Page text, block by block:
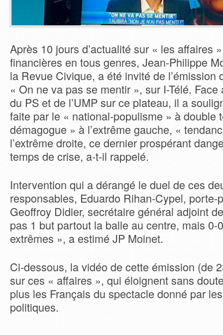
Après 10 jours d’actualité sur « les affaires
financières en tous genres, Jean-Philippe
la Revue Civique, a été invité de l’émission
« On ne va pas se mentir », sur I-Télé.
du PS et de l’UMP sur ce plateau, il a
faite par le « national-populisme » à double
démagogue » à l’extrême gauche, «
l’extrême droite, ce dernier prospérant
temps de crise, a-t-il rappelé.
Intervention qui a dérangé le duel de ces
responsables, Eduardo Rihan-Cypel, porte-
Geoffroy Didier, secrétaire général adjoint de
pas 1 but partout la balle au centre, mais 0-
extrêmes », a estimé JP Moinet.
Ci-dessous, la vidéo de cette émission (de
sur ces « affaires », qui éloignent sans
plus les Français du spectacle donné par
politiques.